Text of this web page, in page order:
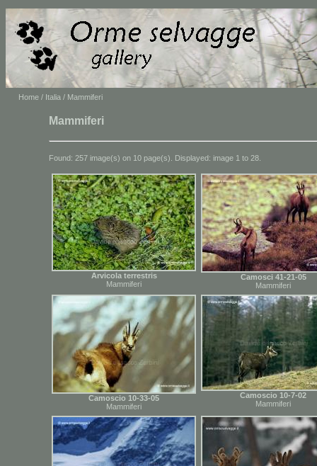
Home / Italia / Mammiferi
Mammiferi
Found: 257 image(s) on 10 page(s). Displayed: image 1 to 28.
Arvicola terrestris
Mammiferi
Camosci 41-21-05
Mammiferi
Camoscio 10-33-05
Mammiferi
Camoscio 10-7-02
Mammiferi